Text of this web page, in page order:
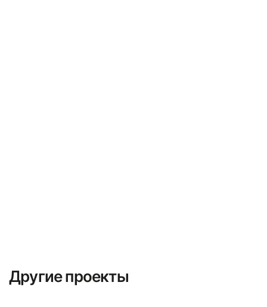
Другие проекты